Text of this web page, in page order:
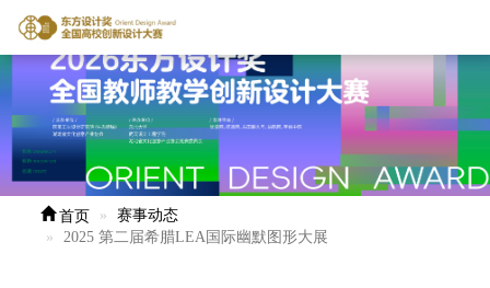
首页
赛事动态
2025 第二届希腊LEA国际幽默图形大展